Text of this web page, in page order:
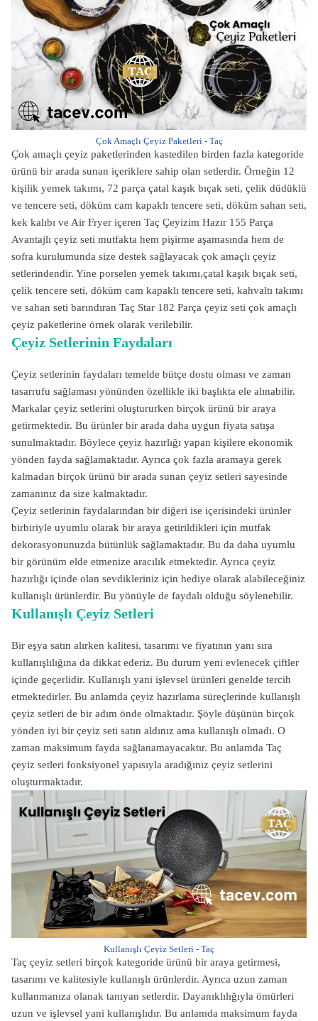
Çok Amaçlı Çeyiz Paketleri - Taç
Çok amaçlı çeyiz paketlerinden kastedilen birden fazla kategoride
ürünü bir arada sunan içeriklere sahip olan setlerdir. Örneğin 12
kişilik yemek takımı, 72 parça çatal kaşık bıçak seti, çelik düdüklü
ve tencere seti, döküm cam kapaklı tencere seti, döküm sahan seti,
kek kalıbı ve Air Fryer içeren Taç Çeyizim Hazır 155 Parça
Avantajlı çeyiz seti mutfakta hem pişirme aşamasında hem de
sofra kurulumunda size destek sağlayacak çok amaçlı çeyiz
setlerindendir. Yine porselen yemek takımı,çatal kaşık bıçak seti,
çelik tencere seti, döküm cam kapaklı tencere seti, kahvaltı takımı
ve sahan seti barındıran Taç Star 182 Parça çeyiz seti çok amaçlı
çeyiz paketlerine örnek olarak verilebilir.
Çeyiz Setlerinin Faydaları
Çeyiz setlerinin faydaları temelde bütçe dostu olması ve zaman
tasarrufu sağlaması yönünden özellikle iki başlıkta ele alınabilir.
Markalar çeyiz setlerini oluştururken birçok ürünü bir araya
getirmektedir. Bu ürünler bir arada daha uygun fiyata satışa
sunulmaktadır. Böylece çeyiz hazırlığı yapan kişilere ekonomik
yönden fayda sağlamaktadır. Ayrıca çok fazla aramaya gerek
kalmadan birçok ürünü bir arada sunan çeyiz setleri sayesinde
zamanınız da size kalmaktadır.
Çeyiz setlerinin faydalarından bir diğeri ise içerisindeki ürünler
birbiriyle uyumlu olarak bir araya getirildikleri için mutfak
dekorasyonunuzda bütünlük sağlamaktadır. Bu da daha uyumlu
bir görünüm elde etmenize aracılık etmektedir. Ayrıca çeyiz
hazırlığı içinde olan sevdikleriniz için hediye olarak alabileceğiniz
kullanışlı ürünlerdir. Bu yönüyle de faydalı olduğu söylenebilir.
Kullanışlı Çeyiz Setleri
Bir eşya satın alırken kalitesi, tasarımı ve fiyatının yanı sıra
kullanışlılığına da dikkat ederiz. Bu durum yeni evlenecek çiftler
içinde geçerlidir. Kullanışlı yani işlevsel ürünleri genelde tercih
etmektedirler. Bu anlamda çeyiz hazırlama süreçlerinde kullanışlı
çeyiz setleri de bir adım önde olmaktadır. Şöyle düşünün birçok
yönden iyi bir çeyiz seti satın aldınız ama kullanışlı olmadı. O
zaman maksimum fayda sağlanamayacaktır. Bu anlamda Taç
çeyiz setleri fonksiyonel yapısıyla aradığınız çeyiz setlerini
oluşturmaktadır.
Kullanışlı Çeyiz Setleri - Taç
Taç çeyiz setleri birçok kategoride ürünü bir araya getirmesi,
tasarımı ve kalitesiyle kullanışlı ürünlerdir. Ayrıca uzun zaman
kullanmanıza olanak tanıyan setlerdir. Dayanıklılığıyla ömürleri
uzun ve işlevsel yani kullanışlıdır. Bu anlamda maksimum fayda